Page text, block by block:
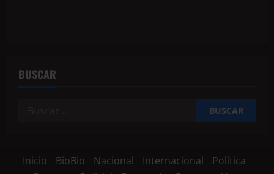
BUSCAR
Inicio BioBio Nacional Internacional
Política